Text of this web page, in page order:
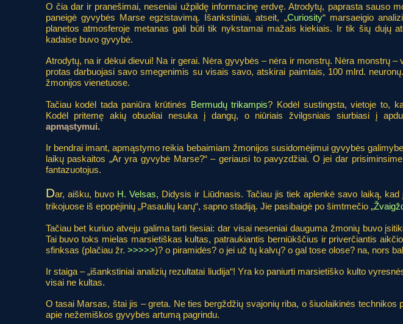
O čia dar ir pranešimai, neseniai užpildę informacinę erdvę. Atrodytų, paprasta sauso
paneigė gyvybės Marse egzistavimą. Išankstiniai, atseit, „Curiosity“ marsaeigio
planetos atmosferoje metanas gali būti tik nykstamai mažais kiekiais. Ir tik šių dujų
kadaise buvo gyvybė.
Atrodytų, na ir dėkui dievui! Na ir gerai. Nėra gyvybės – nėra ir monstrų. Nėra monstrų –
protas darbuojasi savo smegenimis su visais savo, atskirai paimtais, 100 mlrd.
žmonijos vienetuose.
Tačiau kodėl tada paniūra krūtinės Bermudų trikampis? Kodėl sustingsta, vietoje to,
Kodėl pritemę akių obuoliai nesuka į dangų, o niūriais žvilgsniais siurbiasi į
apmąstymui.
Ir bendrai imant, apmąstymo reikia bebaimiam žmonijos susidomėjimui gyvybės
laikų paskaitos „Ar yra gyvybė Marse?“ – geriausi to pavyzdžiai. O jei dar prisiminsime
fantazuotojus.
Dar, aišku, buvo H. Velsas, Didysis ir Liūdnasis. Tačiau jis tiek aplenkė savo laiką,
trikojuose iš epopėjinių „Pasaulių karų“, sapno stadiją. Jie pasibaigė po šimtmečio „
Tačiau bet kuriuo atveju galima tarti tiesiai: dar visai neseniai dauguma žmonių buvo
Tai buvo toks mielas marsietiškas kultas, patraukiantis berniūkščius ir priverčiantis
sfinksas (plačiau žr. >>>>>)? o piramidės? o jei už tų kalvų? o gal tose olose? na, nors
Ir staiga – „išankstiniai analizių rezultatai liudija“! Yra ko paniurti marsietiško kulto
visai ne kultas.
O tasai Marsas, štai jis – greta. Ne ties bergždžių svajonių riba, o šiuolaikinės
apie nežemiškos gyvybės artumą pagrindu.